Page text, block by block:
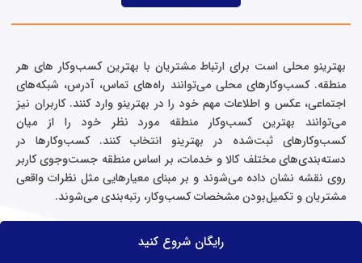
رایگان شروع کنید
بهترینو محلی است برای ارتباط مشتریان با بهترین کسب‌وکار های هر
منطقه. کسب‌وکارهای محلی می‌توانند راه‌های تماس، آدرس، شبکه‌های
اجتماعی، عکس و اطلاعات مهم خود را در بهترینو وارد کنند. کاربران نیز
می‌توانند بهترین کسب‌وکار منطقه مورد نظر خود را از میان
کسب‌وکارهای ثبت‌شده در بهترینو انتخاب کنند. کسب‌وکارها در
دسته‌بندی‌های مختلف کالا و خدمات، بر اساس منطقه جست‌وجوی کاربر
روی نقشه نشان داده می‌شوند و بر مبنای معیارهایی مثل نظرات واقعی
مشتریان و تکمیل‌بودن مشخصات کسب‌وکار، رتبه‌بندی می‌شوند.